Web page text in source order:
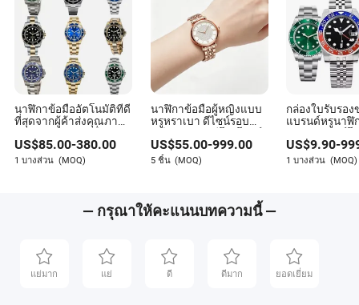
นาฬิกาข้อมืออัตโนมัติที่ดี
ที่สุดจากผู้ค้าส่งคุณภาพ
สูง 1: 1 นาฬิกาเครื่องกลส
วิสโคลน
US$85.00-380.00
1 บางส่วน (MOQ)
นาฬิกาข้อมือผู้หญิงแบบ
หรูหราเบา ดีไซน์รอบ
หน้าปัดเพชร สีโรสโกลด์
ระบบควอตซ์ สายสแตน
เลสสตีล
US$55.00-999.00
5 ชิ้น (MOQ)
กล่องใบรับรอ
แบรนด์หรูนาฬิ
ขวัญซุปเปอร์โ
อัตโนมัติขายส่
ออกแบบนาฬิก
แตนเลสสวิส
US$9.90-
1 บางส่วน (MOQ)
— กรุณาให้คะแนนบทความนี้ —
แย่มาก แย่ ดี ดีมาก ยอดเยี่ยม